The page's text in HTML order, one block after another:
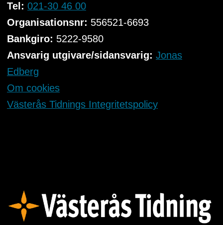
Tel: 021-30 46 00
Organisationsnr: 556521-6693
Bankgiro: 5222-9580
Ansvarig utgivare/sidansvarig: Jonas
Edberg
Om cookies
Västerås Tidnings Integritetspolicy